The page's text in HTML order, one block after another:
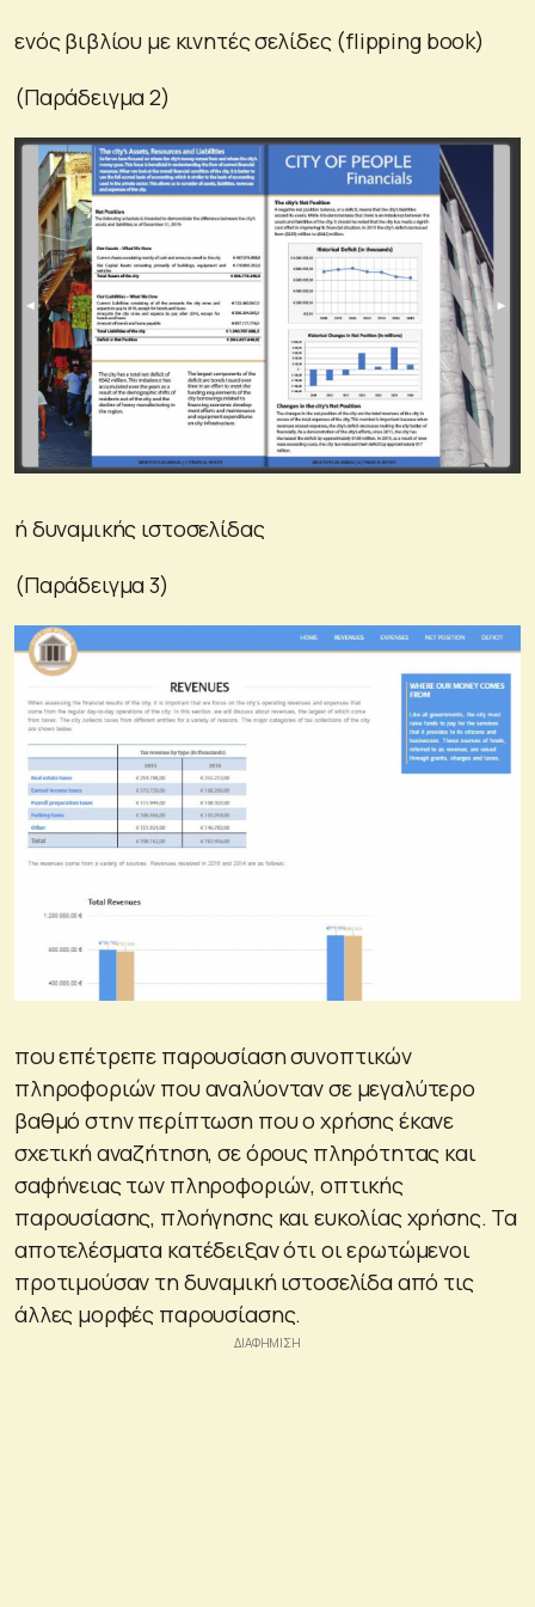
ενός βιβλίου με κινητές σελίδες (flipping book)
(Παράδειγμα 2)
ή δυναμικής ιστοσελίδας
(Παράδειγμα 3)
που επέτρεπε παρουσίαση συνοπτικών
πληροφοριών που αναλύονταν σε μεγαλύτερο
βαθμό στην περίπτωση που ο χρήσης έκανε
σχετική αναζήτηση, σε όρους πληρότητας και
σαφήνειας των πληροφοριών, οπτικής
παρουσίασης, πλοήγησης και ευκολίας χρήσης. Τα
αποτελέσματα κατέδειξαν ότι οι ερωτώμενοι
προτιμούσαν τη δυναμική ιστοσελίδα από τις
άλλες μορφές παρουσίασης.